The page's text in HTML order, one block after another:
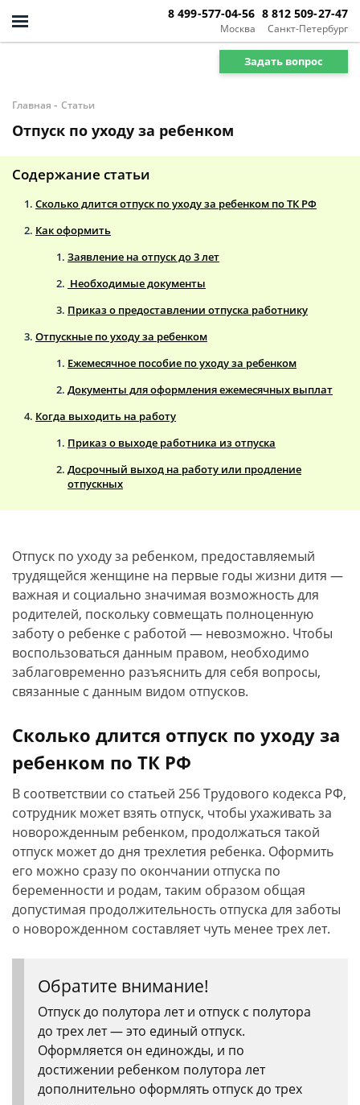
Москва
8 499-577-04-56
Санкт-Петербург
8 812 509-27-47
Задать вопрос
Главная - Статьи
Отпуск по уходу за ребенком
Содержание статьи
Сколько длится отпуск по уходу за ребенком по ТК РФ
Как оформить
Заявление на отпуск до 3 лет
Необходимые документы
Приказ о предоставлении отпуска работнику
Отпускные по уходу за ребенком
Ежемесячное пособие по уходу за ребенком
Документы для оформления ежемесячных выплат
Когда выходить на работу
Приказ о выходе работника из отпуска
Досрочный выход на работу или продление
отпускных
Отпуск по уходу за ребенком, предоставляемый
трудящейся женщине на первые годы жизни дитя —
важная и социально значимая возможность для
родителей, поскольку совмещать полноценную
заботу о ребенке с работой — невозможно. Чтобы
воспользоваться данным правом, необходимо
заблаговременно разъяснить для себя вопросы,
связанные с данным видом отпусков.
Сколько длится отпуск по уходу за
ребенком по ТК РФ
В соответствии со статьей 256 Трудового кодекса РФ,
сотрудник может взять отпуск, чтобы ухаживать за
новорожденным ребенком, продолжаться такой
отпуск может до дня трехлетия ребенка. Оформить
его можно сразу по окончании отпуска по
беременности и родам, таким образом общая
допустимая продолжительность отпуска для заботы
о новорожденном составляет чуть менее трех лет.
Обратите внимание!
Отпуск до полутора лет и отпуск с полутора
до трех лет — это единый отпуск.
Оформляется он единожды, и по
достижении ребенком полутора лет
дополнительно оформлять отпуск до трех